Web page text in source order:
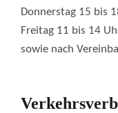
Donnerstag 15 bis
Freitag 11 bis 14
sowie nach